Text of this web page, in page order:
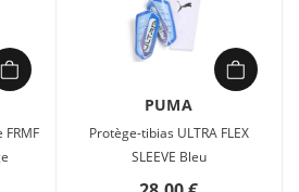
PUMA
Protège-tibias ULTRA FLEX
SLEEVE Bleu